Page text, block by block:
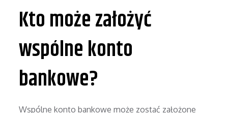
Kto może założyć
wspólne konto
bankowe?
Wspólne konto bankowe może zostać założone